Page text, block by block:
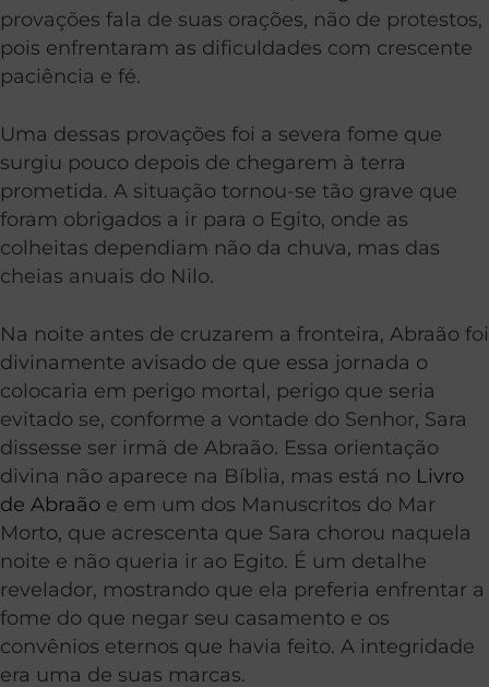
provações fala de suas orações, não de protestos,
pois enfrentaram as dificuldades com crescente
paciência e fé.
Uma dessas provações foi a severa fome que
surgiu pouco depois de chegarem à terra
prometida. A situação tornou-se tão grave que
foram obrigados a ir para o Egito, onde as
colheitas dependiam não da chuva, mas das
cheias anuais do Nilo.
Na noite antes de cruzarem a fronteira, Abraão foi
divinamente avisado de que essa jornada o
colocaria em perigo mortal, perigo que seria
evitado se, conforme a vontade do Senhor, Sara
dissesse ser irmã de Abraão. Essa orientação
divina não aparece na Bíblia, mas está no Livro
de Abraão e em um dos Manuscritos do Mar
Morto, que acrescenta que Sara chorou naquela
noite e não queria ir ao Egito. É um detalhe
revelador, mostrando que ela preferia enfrentar a
fome do que negar seu casamento e os
convênios eternos que havia feito. A integridade
era uma de suas marcas.